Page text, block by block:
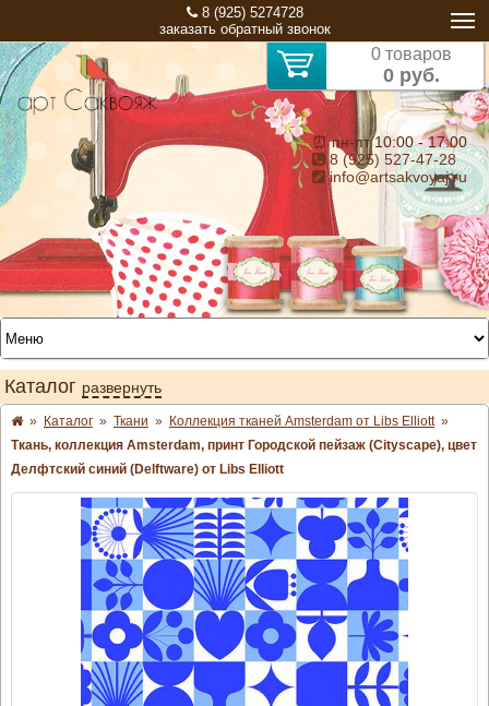
8 (925) 5274728
заказать обратный звонок
0 товаров
0 руб.
⏰ пн-пт 10:00 - 17:00
8 (925) 527-47-28
info@artsakvoyaj.ru
Каталог развернуть
» Каталог » Ткани » Коллекция тканей Amsterdam от Libs Elliott »
Ткань, коллекция Amsterdam, принт Городской пейзаж (Cityscape), цвет
Делфтский синий (Delftware) от Libs Elliott